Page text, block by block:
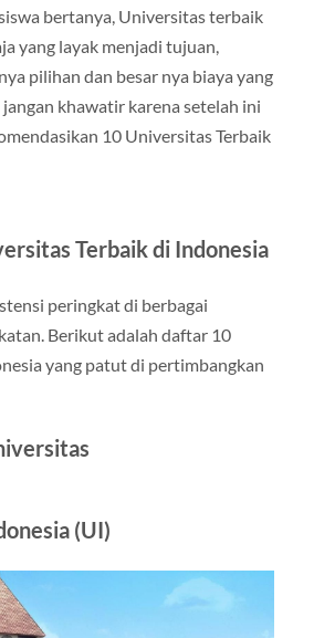
bertanya, Universitas terbaik
yang layak menjadi tujuan,
pilihan dan besar nya biaya yang
khawatir karena setelah ini
10 Universitas Terbaik
Terbaik di Indonesia
peringkat di berbagai
Berikut adalah daftar 10
yang patut di pertimbangkan
(UI)